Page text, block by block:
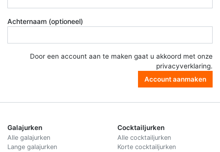
Achternaam (optioneel)
Door een account aan te maken gaat u akkoord met onze
privacyverklaring.
Account aanmaken
Galajurken
Alle galajurken
Lange galajurken
Cocktailjurken
Alle cocktailjurken
Korte cocktailjurken